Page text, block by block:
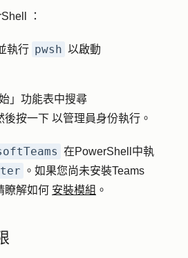
：
執行 pwsh 以啟動
」功能表中搜尋
後按一下 以管理員身份執行 。
在PowerShell中執
。如果您尚未安裝Teams
瞭解如何 安裝模組 。